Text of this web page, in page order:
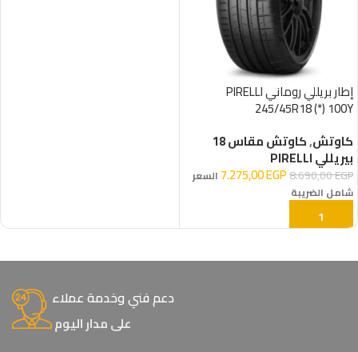
إطار بريللي روماني PIRELLI
245/45R18 (*) 100Y
كاوتش,كاوتش مقاس 18
بيريللي PIRELLI
8.690,00EGP
7.275,00EGP
السعر
شامل الضريبة
إضافة إلى السلة
دعم فني وخدمة عملاء
على مدار اليوم